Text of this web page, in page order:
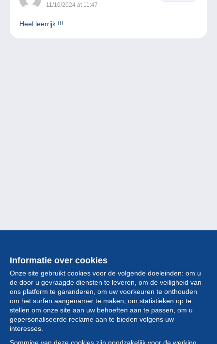
11/10/2024 at 11:47
Heel leerrijk !!!
Informatie over cookies
Onze site gebruikt cookies voor de volgende doeleinden: om u
de door u gevraagde diensten te leveren, om de veiligheid van
ons platform te garanderen, om uw voorkeuren te onthouden
om het surfen aangenamer te maken, om statistieken op te
stellen om onze site aan uw behoeften aan te passen, om u
gepersonaliseerde reclame aan te bieden volgens uw
interesses.
Collectie